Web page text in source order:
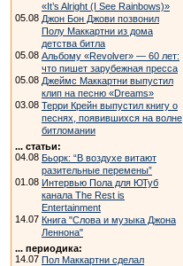
«It’s Alright (I See Rainbows)»
05.08 Джон Бон Джови позвонил
Полу Маккартни из дома
детства битла
05.08 Альбому «Revolver» — 60 лет:
что пишет зарубежная пресса
05.08 Джеймс Маккартни выпустил
клип на песню «Dreams»
03.08 Терри Крейн выпустил книгу о
песнях, появившихся на волне
битломании
... статьи:
04.08 Бьорк: “В воздухе витают
разительные перемены”
01.08 Интервью Пола для ЮТуб
канала The Rest is
Entertainment
14.07 Книга "Слова и музыка Джона
Леннона"
... периодика:
14.07 Пол Маккартни сделал